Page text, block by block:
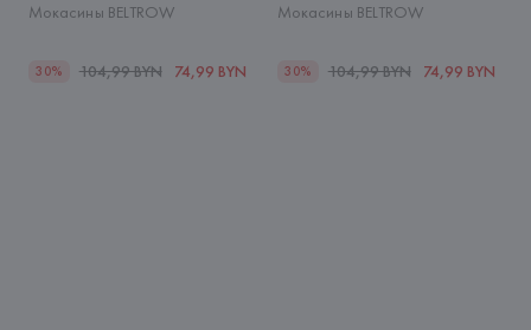
Мокасины BELTROW
30% 104,99 BYN 74,99 BYN
Мокасины BELTROW
30% 104,99 BYN 74,99 BYN